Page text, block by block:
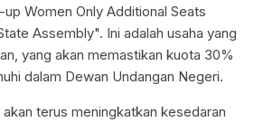
Women Only Additional Seats
Assembly". Ini adalah usaha yang
yang akan memastikan kuota 30%
dalam Dewan Undangan Negeri.
akan terus meningkatkan kesedaran